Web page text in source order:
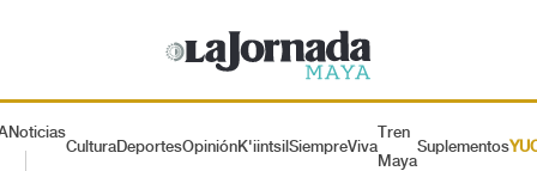
Noticias
CulturaDeportesOpiniónK'iintsil SiempreViva
Tren
Maya
Suplementos